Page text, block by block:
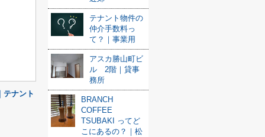
テナント
テナント物件の
仲介手数料っ
て？｜事業用
アスカ勝山町ビ
ル 2階｜貸事
務所
BRANCH
COFFEE
TSUBAKI ってど
こにあるの？｜松